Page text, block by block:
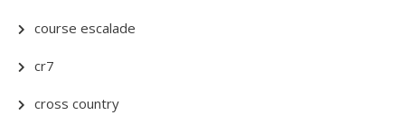
course escalade
cr7
cross country